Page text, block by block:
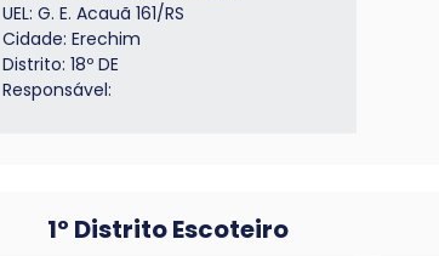
UEL: G. E. Acauã 161/RS
Cidade: Erechim
Distrito: 18º DE
Responsável:
1º Distrito Escoteiro